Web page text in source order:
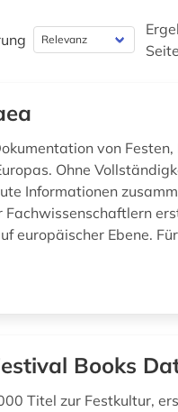
von
Ohne
Informationen
europäischer Ebene.
Books
Titel zur Festkultur,